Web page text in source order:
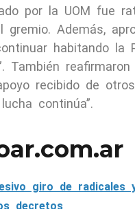
por la UOM fue
gremio. Además,
habitando la
También reafirmaron
recibido de
continúa”.
giro de radicales
decretos